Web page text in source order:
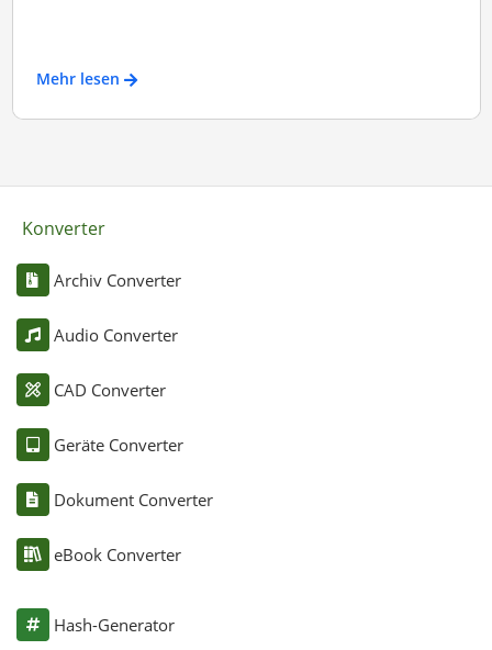
Mehr lesen
Konverter
Archiv Converter
Audio Converter
CAD Converter
Geräte Converter
Dokument Converter
eBook Converter
Hash-Generator